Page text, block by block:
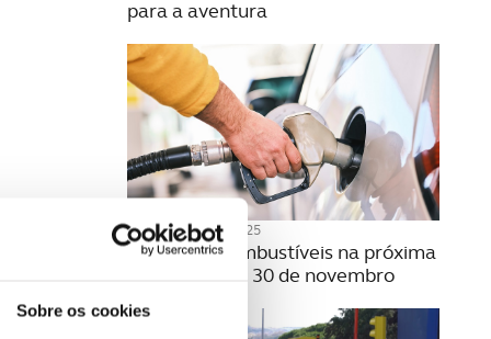
Sobre os cookies
para a aventura
21 NOVEMBRO 2025
Preço dos combustíveis na próxima
semana | 24 a 30 de novembro